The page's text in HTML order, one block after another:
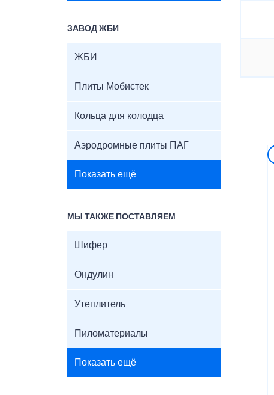
ЗАВОД ЖБИ
ЖБИ
Плиты Мобистек
Кольца для колодца
Аэродромные плиты ПАГ
Показать ещё
МЫ ТАКЖЕ ПОСТАВЛЯЕМ
Шифер
Ондулин
Утеплитель
Пиломатериалы
Показать ещё